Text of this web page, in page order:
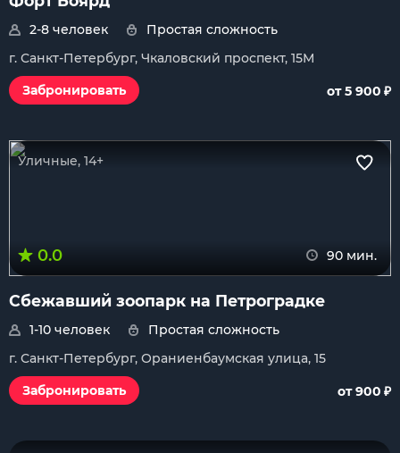
2-8 человек
Простая сложность
г. Санкт-Петербург, Чкаловский проспект, 15М
Забронировать
от 5 900 ₽
Уличные, 14+
0.0 90 мин.
Сбежавший зоопарк на Петроградке
1-10 человек
Простая сложность
г. Санкт-Петербург, Ораниенбаумская улица, 15
Забронировать
от 900 ₽